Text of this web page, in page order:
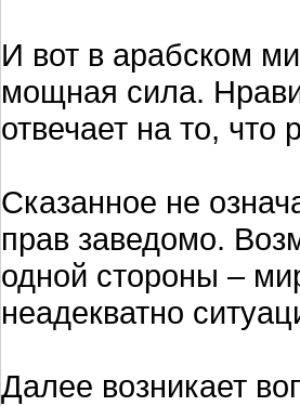
И вот в арабском
мощная сила.
отвечает на то,
Сказанное не
прав заведомо.
одной стороны –
неадекватно
Далее возникает